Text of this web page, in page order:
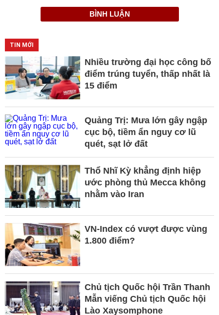
BÌNH LUẬN
TIN MỚI
Nhiều trường đại học công bố
điểm trúng tuyển, thấp nhất là
15 điểm
Quảng Trị: Mưa lớn gây ngập
cục bộ, tiềm ẩn nguy cơ lũ
quét, sạt lở đất
Thổ Nhĩ Kỳ khẳng định hiệp
ước phòng thủ Mecca không
nhằm vào Iran
VN-Index có vượt được vùng
1.800 điểm?
Chủ tịch Quốc hội Trần Thanh
Mẫn viếng Chủ tịch Quốc hội
Lào Xaysomphone